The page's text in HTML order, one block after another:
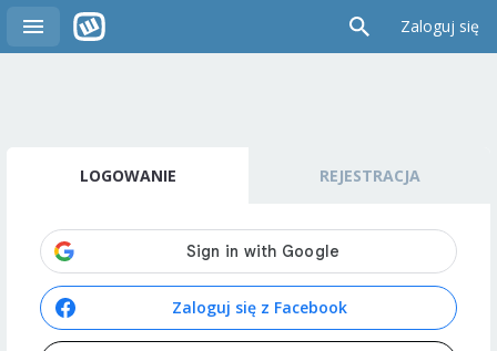
Zaloguj się
LOGOWANIE REJESTRACJA
Zaloguj się z Facebook